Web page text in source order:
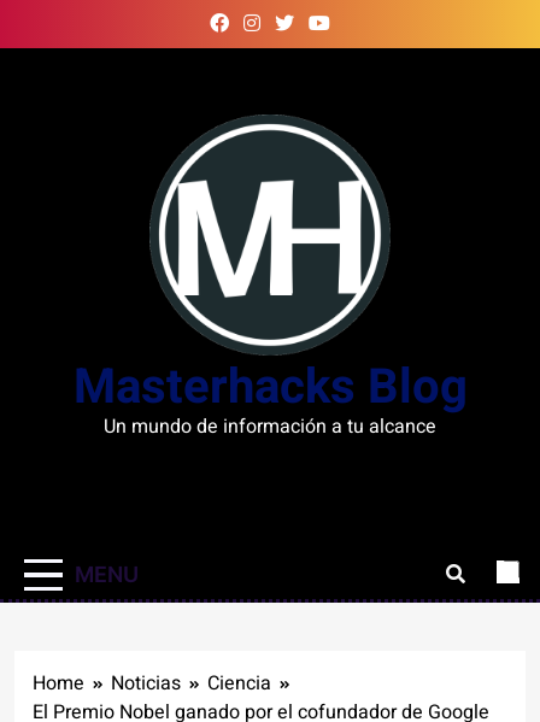
to
Masterhacks Blog
Un mundo de información a tu alcance
MENU
Home Noticias
Ciencia
El Premio Nobel ganado por el cofundador de Google